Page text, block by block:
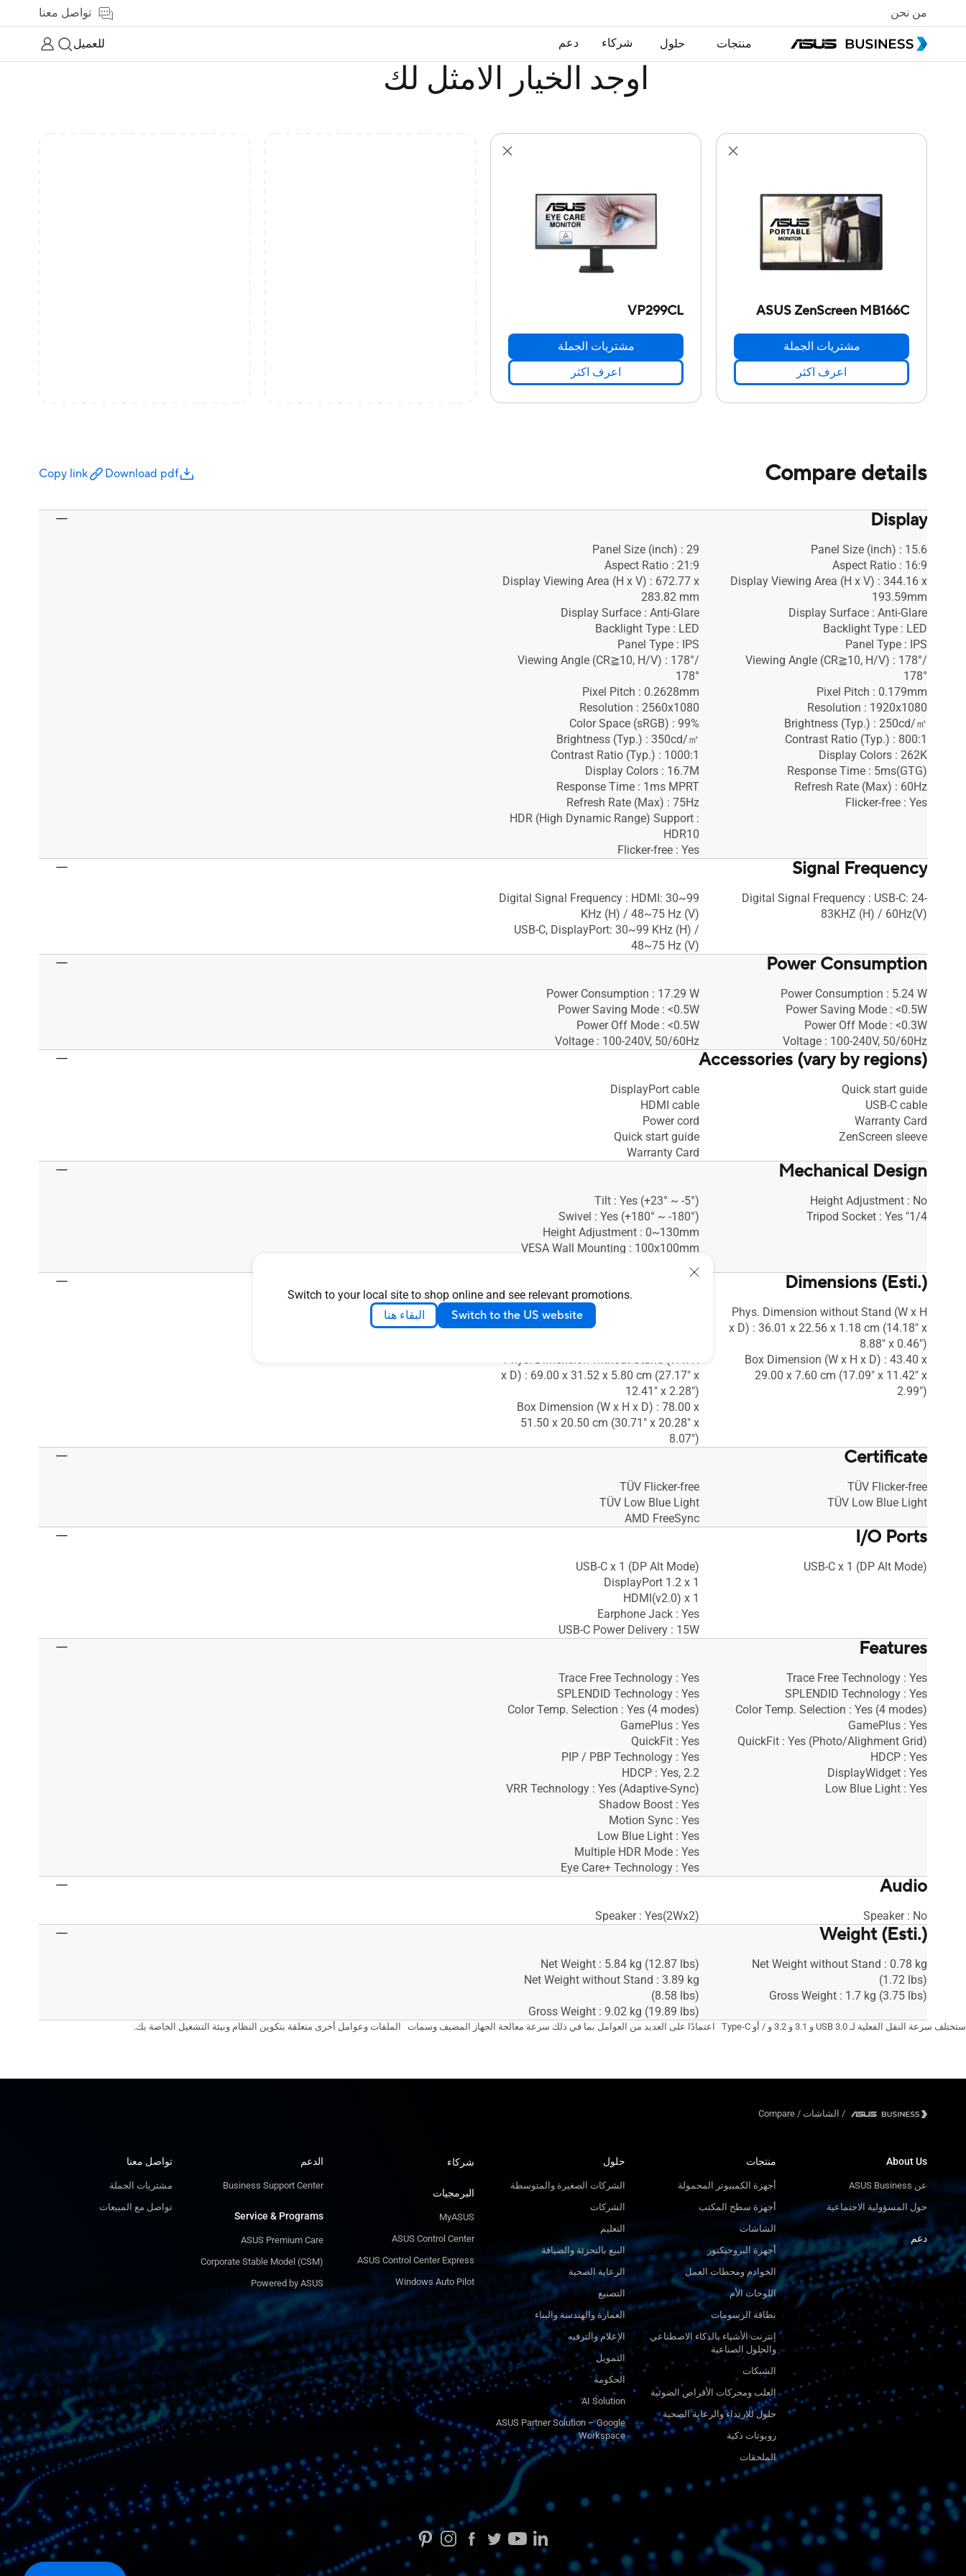
Switch to your local site to shop online and see relevant promotions.
البقاء هنا Switch to the US website
من نحن تواصل معنا
منتجات حلول شركاء دعم للعميل
اوجد الخيار الامثل لك
ASUS ZenScreen MB166C
مشتريات الجملة
اعرف اكثر
VP299CL
مشتريات الجملة
اعرف اكثر
Compare details
Download pdf
Copy link
Display
Panel Size (inch) : 15.6
Aspect Ratio : 16:9
Display Viewing Area (H x V) : 344.16 x
193.59mm
Display Surface : Anti-Glare
Backlight Type : LED
Panel Type : IPS
Viewing Angle (CR≧10, H/V) : 178°/
178°
Pixel Pitch : 0.179mm
Resolution : 1920x1080
Brightness (Typ.) : 250cd/㎡
Contrast Ratio (Typ.) : 800:1
Display Colors : 262K
Response Time : 5ms(GTG)
Refresh Rate (Max) : 60Hz
Flicker-free : Yes
Panel Size (inch) : 29
Aspect Ratio : 21:9
Display Viewing Area (H x V) : 672.77 x
283.82 mm
Display Surface : Anti-Glare
Backlight Type : LED
Panel Type : IPS
Viewing Angle (CR≧10, H/V) : 178°/
178°
Pixel Pitch : 0.2628mm
Resolution : 2560x1080
Color Space (sRGB) : 99%
Brightness (Typ.) : 350cd/㎡
Contrast Ratio (Typ.) : 1000:1
Display Colors : 16.7M
Response Time : 1ms MPRT
Refresh Rate (Max) : 75Hz
HDR (High Dynamic Range) Support :
HDR10
Flicker-free : Yes
Signal Frequency
Digital Signal Frequency : USB-C: 24-
83KHZ (H) / 60Hz(V)
Digital Signal Frequency : HDMI: 30~99
KHz (H) / 48~75 Hz (V)
USB-C, DisplayPort: 30~99 KHz (H) /
48~75 Hz (V)
Power Consumption
Power Consumption : 5.24 W
Power Saving Mode : <0.5W
Power Off Mode : <0.3W
Voltage : 100-240V, 50/60Hz
Power Consumption : 17.29 W
Power Saving Mode : <0.5W
Power Off Mode : <0.5W
Voltage : 100-240V, 50/60Hz
Accessories (vary by regions)
Quick start guide
USB-C cable
Warranty Card
ZenScreen sleeve
DisplayPort cable
HDMI cable
Power cord
Quick start guide
Warranty Card
Mechanical Design
Height Adjustment : No
1/4" Tripod Socket : Yes
Tilt : Yes (+23° ~ -5°)
Swivel : Yes (+180° ~ -180°)
Height Adjustment : 0~130mm
VESA Wall Mounting : 100x100mm
Kensington Lock : Yes
Dimensions (Esti.)
Phys. Dimension without Stand (W x H
x D) : 36.01 x 22.56 x 1.18 cm (14.18" x
8.88" x 0.46")
Box Dimension (W x H x D) : 43.40 x
29.00 x 7.60 cm (17.09" x 11.42" x
2.99")
Phys. Dimension (W x H x D) : 68.98 x
47.41 x 18.71 cm (27.16" x 18.67" x
Phys. Dimension without Stand (W x H
x D) : 69.00 x 31.52 x 5.80 cm (27.17" x
12.41" x 2.28")
Box Dimension (W x H x D) : 78.00 x
51.50 x 20.50 cm (30.71" x 20.28" x
8.07")
Certificate
TÜV Flicker-free
TÜV Low Blue Light
TÜV Flicker-free
TÜV Low Blue Light
AMD FreeSync
I/O Ports
USB-C x 1 (DP Alt Mode)
USB-C x 1 (DP Alt Mode)
DisplayPort 1.2 x 1
HDMI(v2.0) x 1
Earphone Jack : Yes
USB-C Power Delivery : 15W
Features
Trace Free Technology : Yes
SPLENDID Technology : Yes
Color Temp. Selection : Yes (4 modes)
GamePlus : Yes
QuickFit : Yes (Photo/Alighment Grid)
HDCP : Yes
DisplayWidget : Yes
Low Blue Light : Yes
Trace Free Technology : Yes
SPLENDID Technology : Yes
Color Temp. Selection : Yes (4 modes)
GamePlus : Yes
QuickFit : Yes
PIP / PBP Technology : Yes
HDCP : Yes, 2.2
VRR Technology : Yes (Adaptive-Sync)
Shadow Boost : Yes
Motion Sync : Yes
Low Blue Light : Yes
Multiple HDR Mode : Yes
Eye Care+ Technology : Yes
Audio
Speaker : No
Speaker : Yes(2Wx2)
Weight (Esti.)
Net Weight without Stand : 0.78 kg
(1.72 lbs)
Gross Weight : 1.7 kg (3.75 lbs)
Net Weight : 5.84 kg (12.87 lbs)
Net Weight without Stand : 3.89 kg
(8.58 lbs)
Gross Weight : 9.02 kg (19.89 lbs)
ستختلف سرعة النقل الفعلية لـ USB 3.0 و 3.1 و 3.2 و / أو Type-C اعتمادًا على العديد من العوامل بما في ذلك سرعة معالجة الجهاز المضيف وسمات الملفات وعوامل أخرى متعلقة بتكوين النظام وبيئة التشغيل الخاصة بك.
/ الشاشات /
Compare
About Us
عن ASUS Business
حول المسؤولية الاجتماعية
دعم
منتجات
أجهزة الكمبيوتر المحمولة
أجهزة سطح المكتب
الشاشات
أجهزة البروجيكتور
الخوادم ومحطات العمل
اللوحات الأم
بطاقة الرسومات
إنترنت الأشياء بالذكاء الاصطناعي
والحلول الصناعية
الشبكات
العلب ومحركات الأقراص الضوئية
حلول للارتداء والرعاية الصحية
روبوتات ذكية
الملحقات
حلول
الشركات الصغيرة والمتوسطة
الشركات
التعليم
البيع بالتجزئة والضيافة
الرعاية الصحية
التصنيع
العمارة والهندسة والبناء
الإعلام والترفيه
التمويل
الحكومة
AI Solution
ASUS Partner Solution – Google
Workspace
شركاء
البرمجيات
MyASUS
ASUS Control Center
ASUS Control Center Express
Windows Auto Pilot
الدعم
Business Support Center
Service & Programs
ASUS Premium Care
Corporate Stable Model (CSM)
Powered by ASUS
تواصل معنا
مشتريات الجملة
تواصل مع المبيعات